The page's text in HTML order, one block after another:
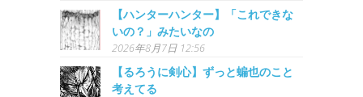
【ハンターハンター】「これできな
いの？」みたいなの
2026年8月7日 12:56
【るろうに剣心】ずっと蝙也のこと
考えてる